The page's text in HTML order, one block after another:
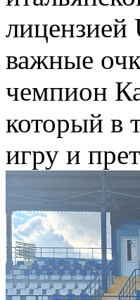
лицензией
важные
чемпион
который в
игру и